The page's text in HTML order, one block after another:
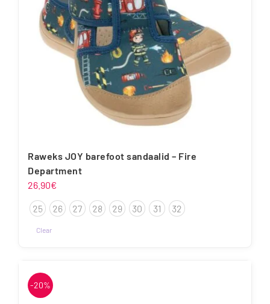
tootelehel.
Raweks JOY barefoot sandaalid – Fire
Department
26.90€
25 26 27 28 29 30 31 32
Clear
on
mitu
-20%